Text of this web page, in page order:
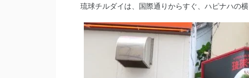
琉球チルダイは、国際通りからすぐ、ハピナハの